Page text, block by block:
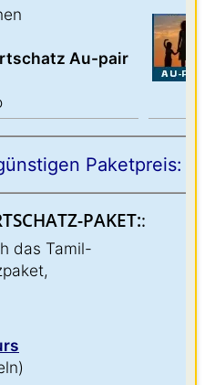
Au-pair
Paketpreis:
PAKET::
das Tamil-